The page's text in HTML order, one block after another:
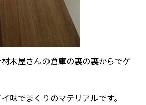
木屋さんの倉庫の裏の裏からでゲ
味でまくりのマテリアルです。